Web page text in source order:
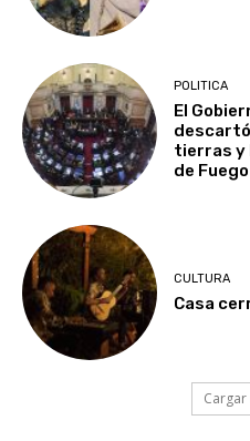
POLITICA
El
tierras y
de Fuego
CULTURA
Casa